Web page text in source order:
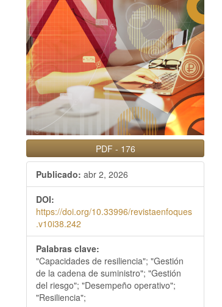
PDF - 176
Publicado: abr 2, 2026
DOI:
https://doi.org/10.33996/revistaenfoques
.v10i38.242
Palabras clave:
"Capacidades de resiliencia"; "Gestión
de la cadena de suministro"; "Gestión
del riesgo"; "Desempeño operativo";
"Resiliencia";